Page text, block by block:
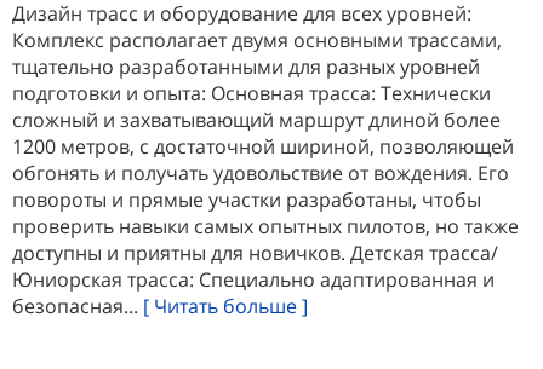
Дизайн трасс и оборудование для всех уровней:
Комплекс располагает двумя основными трассами,
тщательно разработанными для разных уровней
подготовки и опыта: Основная трасса: Технически
сложный и захватывающий маршрут длиной более
1200 метров, с достаточной шириной, позволяющей
обгонять и получать удовольствие от вождения. Его
повороты и прямые участки разработаны, чтобы
проверить навыки самых опытных пилотов, но также
доступны и приятны для новичков. Детская трасса/
Юниорская трасса: Специально адаптированная и
безопасная... [ Читать больше ]